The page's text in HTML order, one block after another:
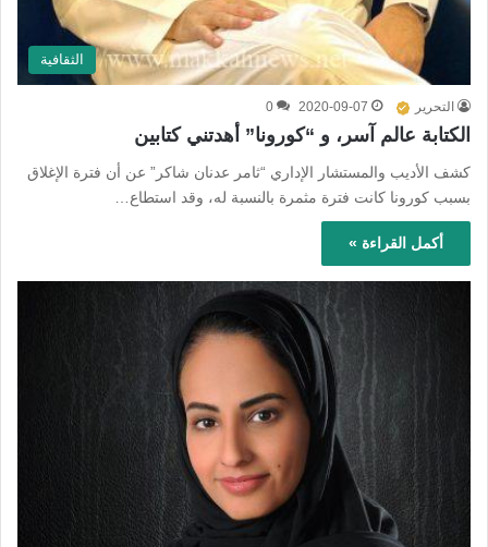
الثقافية
التحرير 2020-09-07
0
الكتابة عالم آسر، و “كورونا” أهدتني كتابين
كشف الأديب والمستشار الإداري “ثامر عدنان شاكر” عن أن فترة الإغلاق
بسبب كورونا كانت فترة مثمرة بالنسبة له، وقد استطاع…
أكمل القراءة »